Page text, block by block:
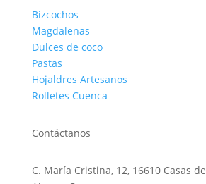
Bizcochos
Magdalenas
Dulces de coco
Pastas
Hojaldres Artesanos
Rolletes Cuenca
Contáctanos
C. María Cristina, 12, 16610 Casas